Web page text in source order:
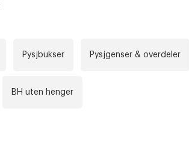
Pysjbukser Pysjgenser & overdeler
BH uten henger
som medlem